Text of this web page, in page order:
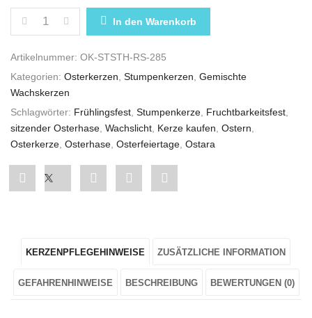
OSTERKERZE STUMPEN „HASE STEHEND“ IN ROSA
In den Warenkorb
Artikelnummer: OK-STSTH-RS-285
Kategorien: Osterkerzen Stumpenkerzen Gemischte
Wachskerzen
Schlagwörter: Frühlingsfest Stumpenkerze Fruchtbarkeitsfest
sitzender Osterhase Wachslicht Kerze kaufen Ostern
Osterkerze Osterhase Osterfeiertage Ostara
Share
„Hase
stehend“
Stumpen
„Hase
Share
„Hase
stehend“
Pin
„Hase
stehend“
Share
„Hase
stehend“
KERZENPFLEGEHINWEISE ZUSÄTZLICHE INFORMATION
GEFAHRENHINWEISE BESCHREIBUNG BEWERTUNGEN (0)